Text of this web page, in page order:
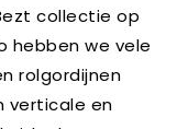
collectie op
hebben we vele
rolgordijnen
verticale en